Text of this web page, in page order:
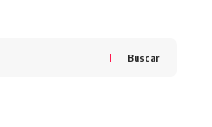
Buscar